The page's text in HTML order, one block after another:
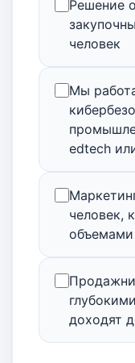
Решение
человек
Мы
edtech
человек,
объемами
доходят